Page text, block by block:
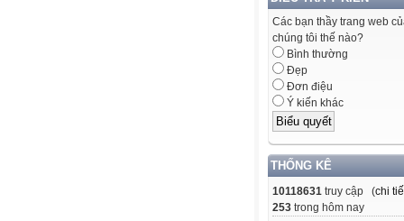
Các bạn thầy trang web
chúng tôi thế nào?
Bình thường
Đẹp
Đơn điệu
Ý kiến khác
THỐNG KÊ
10118631 truy cập (chi
253 trong hôm nay